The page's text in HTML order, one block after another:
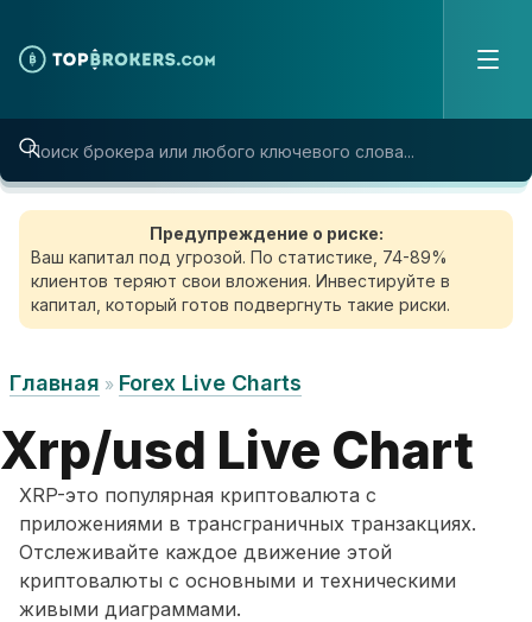
Предупреждение о риске:
Ваш капитал под угрозой. По статистике, 74-89%
клиентов теряют свои вложения. Инвестируйте в
капитал, который готов подвергнуть такие риски.
Главная » Forex Live Charts
Xrp/usd Live Chart
XRP-это популярная криптовалюта с
приложениями в трансграничных транзакциях.
Отслеживайте каждое движение этой
криптовалюты с основными и техническими
живыми диаграммами.